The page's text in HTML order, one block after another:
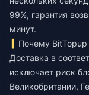
99%, гарантия
минут.
Почему BitTopup
Доставка в
исключает риск
Великобритании,